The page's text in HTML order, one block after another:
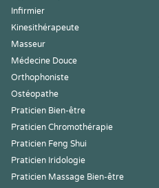
Infirmier
Kinesithérapeute
Masseur
Médecine Douce
Orthophoniste
Ostéopathe
Praticien Bien-être
Praticien Chromothérapie
Praticien Feng Shui
Praticien Iridologie
Praticien Massage Bien-être